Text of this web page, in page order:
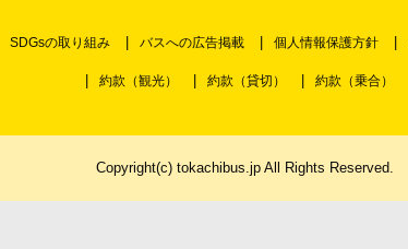
SDGsの取り組み バスへの広告掲載 個人情報保護方針
約款（観光） 約款（貸切） 約款（乗合）
Copyright(c) tokachibus.jp All Rights Reserved.